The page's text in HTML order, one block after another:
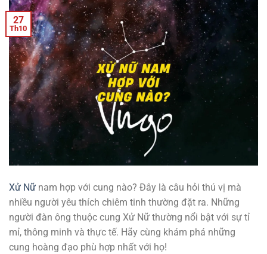
27
Th10
Xử Nữ nam hợp với cung nào? Đây là câu hỏi thú vị mà
nhiều người yêu thích chiêm tinh thường đặt ra. Những
người đàn ông thuộc cung Xử Nữ thường nổi bật với sự tỉ
mỉ, thông minh và thực tế. Hãy cùng khám phá những
cung hoàng đạo phù hợp nhất với họ!